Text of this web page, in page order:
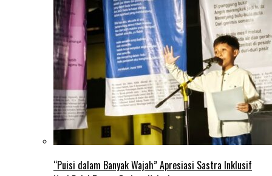
“Puisi dalam Banyak Wajah” Apresiasi Sastra Inklusif